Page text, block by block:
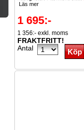
Läs mer
1 695:-
1 356:- exkl. moms
FRAKTFRITT!
Antal